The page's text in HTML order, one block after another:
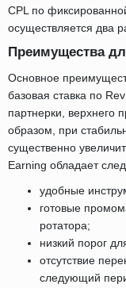
CPL по
осуществляется два
Преимущества
Основное
базовая ставка по
партнерки, верхнего
образом, при
существенно
Earning обладает
удобные
готовые
ротатора;
низкий порог
отсутствие
следующий